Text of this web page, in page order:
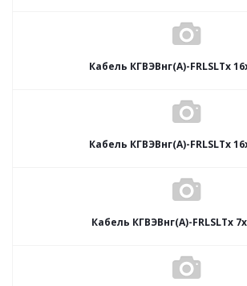
Кабель КГВЭВнг(А)-FRLSLTx
Кабель КГВЭВнг(А)-FRLSLTx
Кабель КГВЭВнг(А)-FRLSLTx